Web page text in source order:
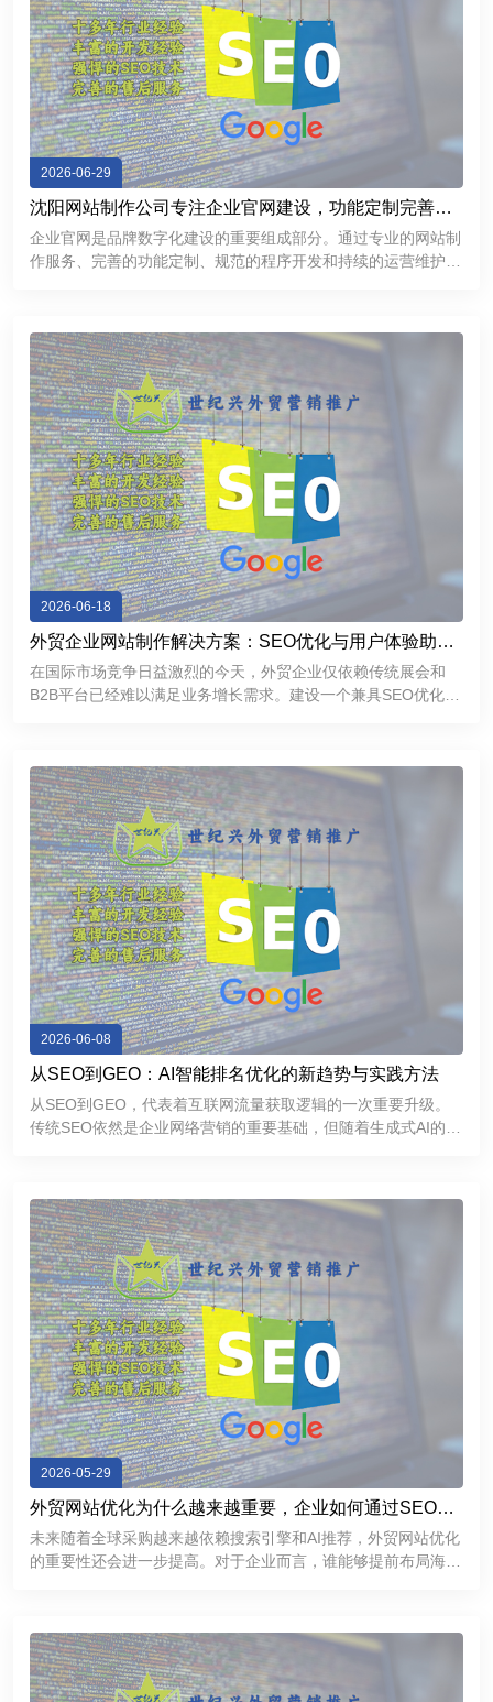
2026-06-29
沈阳网站制作公司专注企业官网建设，功能定制完善，
提升品牌互联网形象
企业官网是品牌数字化建设的重要组成部分。通过专业的网站制
作服务、完善的功能定制、规范的程序开发和持续的运营维护，
持。
2026-06-18
外贸企业网站制作解决方案：SEO优化与用户体验助力
精准获客
在国际市场竞争日益激烈的今天，外贸企业仅依赖传统展会和
B2B平台已经难以满足业务增长需求。建设一个兼具SEO优化能
任感，提高询盘
2026-06-08
从SEO到GEO：AI智能排名优化的新趋势与实践方法
从SEO到GEO，代表着互联网流量获取逻辑的一次重要升级。
传统SEO依然是企业网络营销的重要基础，但随着生成式AI的普
2026-05-29
外贸网站优化为什么越来越重要，企业如何通过SEO获
取海外精准客户
未来随着全球采购越来越依赖搜索引擎和AI推荐，外贸网站优化
的重要性还会进一步提高。对于企业而言，谁能够提前布局海外